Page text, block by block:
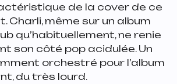
de la cover de ce
Charli, même sur un album
qu’habituellement, ne renie
son côté pop acidulée. Un
orchestré pour l’album
du très lourd.